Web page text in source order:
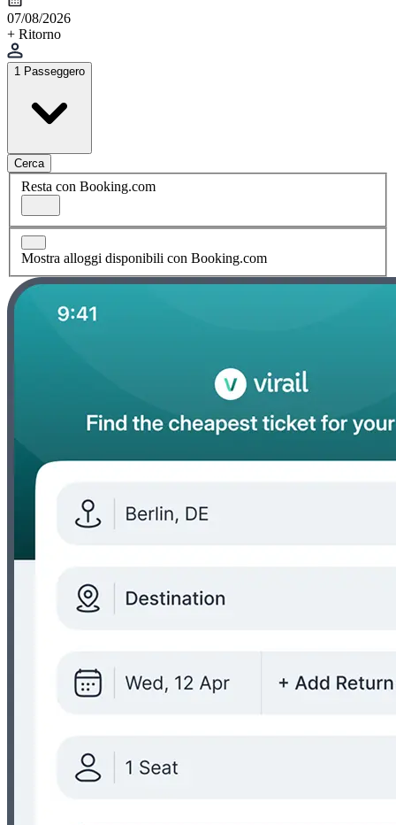
07/08/2026
+ Ritorno
1 Passeggero
Cerca
Resta con Booking.com
Mostra alloggi disponibili con Booking.com